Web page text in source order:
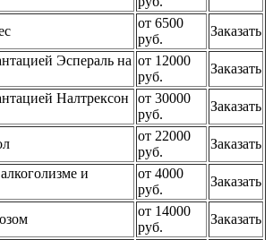
от 6500
руб.
Заказать
Эспераль на от 12000
руб.
Заказать
Налтрексон
от 30000
руб.
Заказать
от 22000
руб.
Заказать
и
от 4000
руб.
Заказать
от 14000
руб.
Заказать